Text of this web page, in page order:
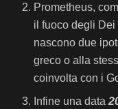
Prometheus,
il fuoco degli
nascono due
greco o alla
coinvolta con i
Infine una data